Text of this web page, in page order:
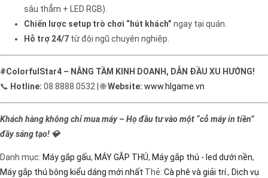
sâu thẳm + LED RGB).
Chiến lược setup trò chơi “hút khách” ngay tại quán.
Hỗ trợ 24/7 từ đội ngũ chuyên nghiệp.
#ColorfulStar4 – NÂNG TẦM KINH DOANH, DẪN ĐẦU XU HƯỚNG!
📞 Hotline: 08.8888.0532 | 🌐Website: www.hlgame.vn
Khách hàng không chỉ mua máy – Họ đầu tư vào một “cỗ máy in tiền”
đầy sáng tạo! 💎
Danh mục: Máy gắp gấu, MÁY GẮP THÚ, Máy gắp thú - led dưới nền,
Máy gắp thú bông kiểu dáng mới nhất Thẻ: Cà phê và giải trí., Dịch vụ